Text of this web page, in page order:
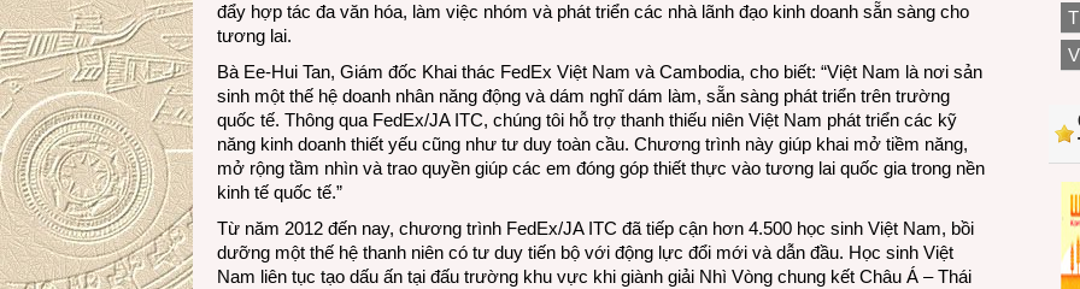
đẩy hợp tác đa văn hóa, làm việc nhóm và phát triển các nhà lãnh đạo kinh doanh sẵn sàng cho
tương lai.
Bà Ee-Hui Tan, Giám đốc Khai thác FedEx Việt Nam và Cambodia, cho biết: “Việt Nam là nơi sản
sinh một thế hệ doanh nhân năng động và dám nghĩ dám làm, sẵn sàng phát triển trên trường
quốc tế. Thông qua FedEx/JA ITC, chúng tôi hỗ trợ thanh thiếu niên Việt Nam phát triển các kỹ
năng kinh doanh thiết yếu cũng như tư duy toàn cầu. Chương trình này giúp khai mở tiềm năng,
mở rộng tầm nhìn và trao quyền giúp các em đóng góp thiết thực vào tương lai quốc gia trong nền
kinh tế quốc tế.”
Từ năm 2012 đến nay, chương trình FedEx/JA ITC đã tiếp cận hơn 4.500 học sinh Việt Nam, bồi
dưỡng một thế hệ thanh niên có tư duy tiến bộ với động lực đổi mới và dẫn đầu. Học sinh Việt
Nam liên tục tạo dấu ấn tại đấu trường khu vực khi giành giải Nhì Vòng chung kết Châu Á – Thái